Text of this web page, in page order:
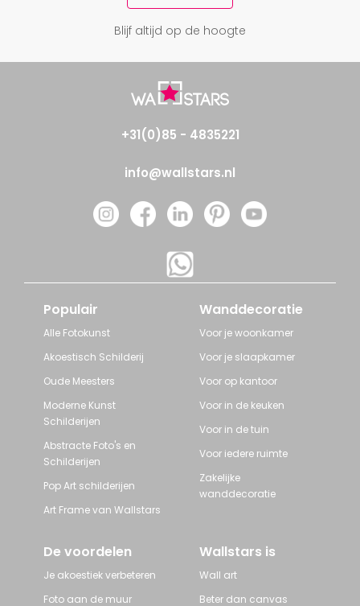
Blijf altijd op de hoogte
+31(0)85 - 4835221
info@wallstars.nl
Populair
Alle Fotokunst
Akoestisch Schilderij
Oude Meesters
Moderne Kunst
Schilderijen
Abstracte Foto's en
Schilderijen
Pop Art schilderijen
Art Frame van Wallstars
Wanddecoratie
Voor je woonkamer
Voor je slaapkamer
Voor op kantoor
Voor in de keuken
Voor in de tuin
Voor iedere ruimte
Zakelijke
wanddecoratie
De voordelen
Je akoestiek verbeteren
Foto aan de muur
Wallstars is
Wall art
Beter dan canvas